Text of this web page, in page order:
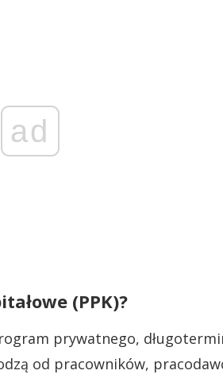
ad
(PPK)?
prywatnego,
od pracowników,